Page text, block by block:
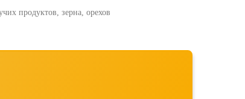
продуктов, зерна, орехов